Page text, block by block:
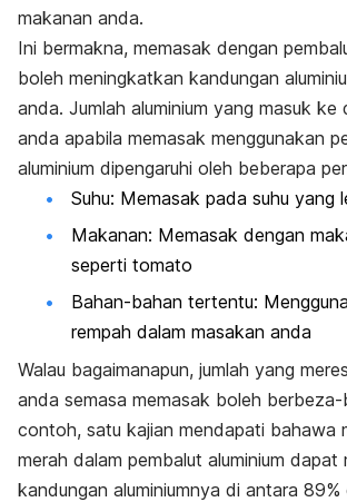
makanan anda.
Ini bermakna, memasak dengan
boleh meningkatkan kandungan
anda. Jumlah aluminium yang masuk ke
anda apabila memasak menggunakan
aluminium dipengaruhi oleh beberapa
Suhu: Memasak pada suhu yang
Makanan: Memasak dengan
seperti tomato
Bahan-bahan tertentu:
rempah dalam masakan anda
Walau bagaimanapun, jumlah yang
anda semasa memasak boleh berbeza-
contoh, satu kajian mendapati bahawa
merah dalam pembalut aluminium dapat
kandungan aluminiumnya di antara 89%